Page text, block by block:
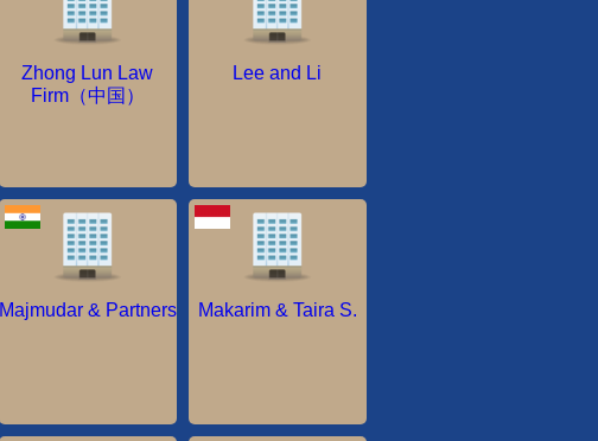
Zhong Lun Law
Firm（中国）
Lee and Li
Majmudar & Partners Makarim & Taira S.